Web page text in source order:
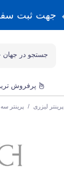
جهت ثبت
پرفروش
پرینتر لیزری / پرینتر